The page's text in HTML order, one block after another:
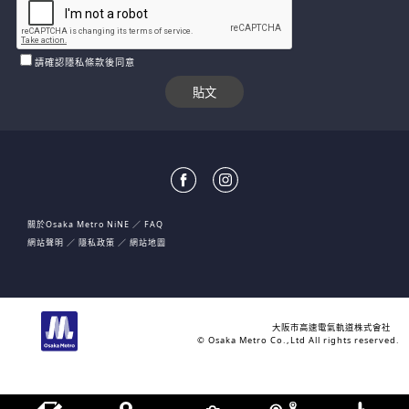
請確認隱私條款後同意
關於Osaka Metro NiNE
FAQ
網站聲明
隱私政策 網站地圖
大阪市高速電氣軌道株式會社
© Osaka Metro Co.,Ltd All rights reserved.